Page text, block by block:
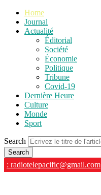
Home
Journal
Actualité
Éditorial
Société
Économie
Politique
Tribune
Covid-19
Dernière Heure
Culture
Monde
Sport
Search
: radiotelepacific@gmail.com